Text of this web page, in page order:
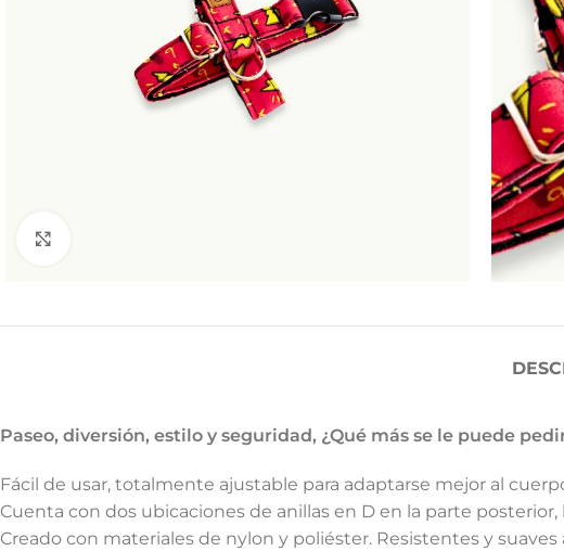
Paseo, diversión, estilo y seguridad, ¿Qué más se le puede
Fácil de usar, totalmente ajustable para adaptarse mejor al
Cuenta con dos ubicaciones de anillas en D en la parte
Creado con materiales de nylon y poliéster. Resistentes y suaves